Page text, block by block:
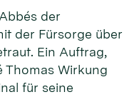
der
der Fürsorge über
Ein Auftrag,
Thomas Wirkung
für seine